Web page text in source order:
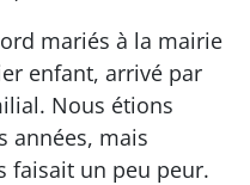
mariés à la mairie
enfant, arrivé par
Nous étions
années, mais
faisait un peu peur.